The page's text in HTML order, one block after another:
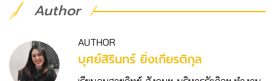
Author
AUTHOR
บุศย์สิรินทร์ ยิ่งเกียรติกุล